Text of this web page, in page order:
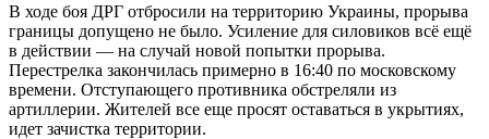
В ходе боя ДРГ отбросили на территорию Украины, прорыва
границы допущено не было. Усиление для силовиков всё ещё
в действии — на случай новой попытки прорыва.
Перестрелка закончилась примерно в 16:40 по московскому
времени. Отступающего противника обстреляли из
артиллерии. Жителей все еще просят оставаться в укрытиях,
идет зачистка территории.